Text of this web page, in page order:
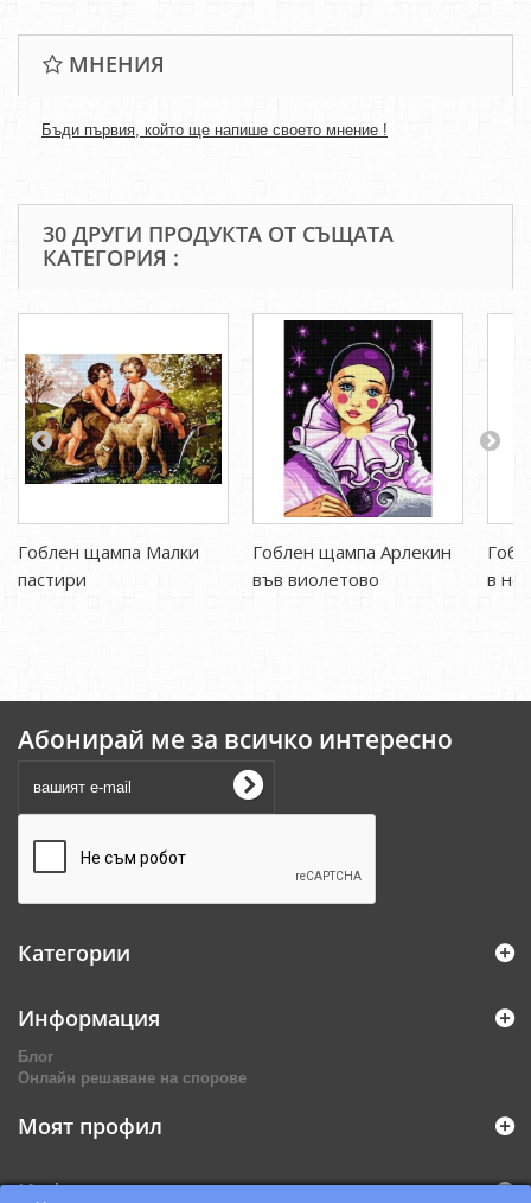
МНЕНИЯ
Бъди първия, който ще напише своето мнение !
30 ДРУГИ ПРОДУКТА ОТ СЪЩАТА
КАТЕГОРИЯ :
Гоблен щампа Малки
пастири
Гоблен щампа Арлекин
във виолетово
в
Абонирай ме за всичко интересно
Категории
Информация
Блог
Онлайн решаване на спорове
Моят профил
Информация за магазина